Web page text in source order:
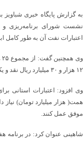
به گزارش پایگاه خبری شباویز
نشست شورای برنامه‌ریزی و
اعتبارات نفت آن به طور کامل
۱۲ هزار و ۳۰ میلیارد ریال نقد و یک هزار و ۷۸۸ میلیارد ریال اسناد خزانه است.
همت( هزار میلیارد تومان) نیاز
موفق عمل کنند.